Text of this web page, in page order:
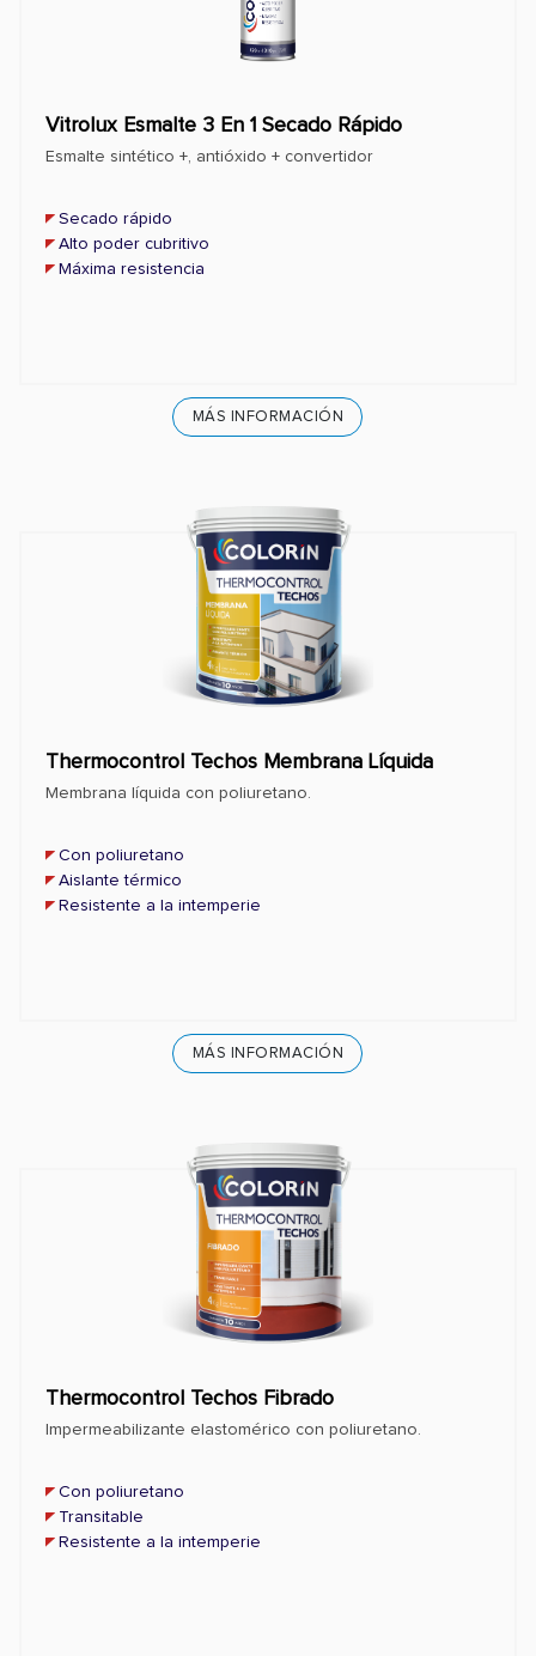
Vitrolux Esmalte 3 En 1 Secado Rápido
Esmalte sintético +, antióxido + convertidor
Secado rápido
Alto poder cubritivo
Máxima resistencia
MÁS INFORMACIÓN
Thermocontrol Techos Membrana Líquida
Membrana líquida con poliuretano.
Con poliuretano
Aislante térmico
Resistente a la intemperie
MÁS INFORMACIÓN
Thermocontrol Techos Fibrado
Impermeabilizante elastomérico con poliuretano.
Con poliuretano
Transitable
Resistente a la intemperie